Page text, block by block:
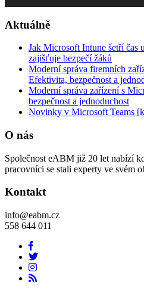
Aktuálně
Jak Microsoft Intune šetří čas
zajišťuje bezpečí žáků
Moderní správa firemních
Efektivita, bezpečnost a
Moderní správa zařízení s
bezpečnost a jednoduchost
Novinky v Microsoft Teams
O nás
Společnost eABM již 20 let nabízí
pracovníci se stali experty ve svém
Kontakt
info@eabm.cz
558 644 011